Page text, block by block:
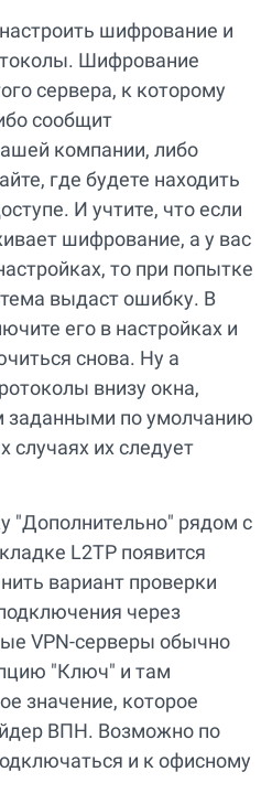
шифрование и
Шифрование
сервера, к которому
сообщит
компании, либо
где будете находить
И учтите, что если
шифрование, а у вас
то при попытке
выдаст ошибку. В
его в настройках и
снова. Ну а
внизу окна,
заданными по умолчанию
случаях их следует
"Дополнительно" рядом с
L2TP появится
вариант проверки
через
VPN-серверы обычно
"Ключ" и там
значение, которое
ВПН. Возможно по
и к офисному